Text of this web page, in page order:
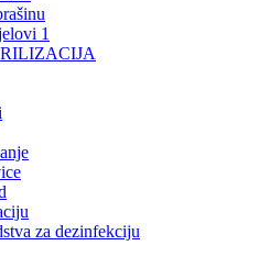
1
za dezinfekciju